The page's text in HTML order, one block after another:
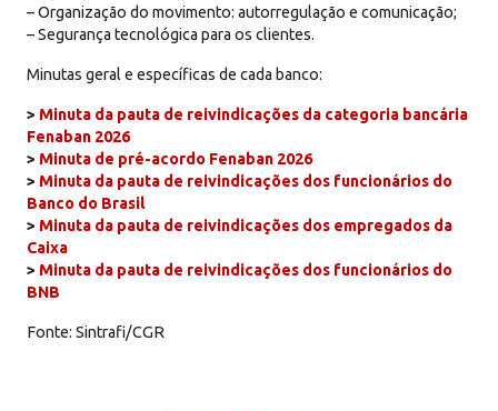
– Organização do movimento: autorregulação e comunicação;
– Segurança tecnológica para os clientes.
Minutas geral e específicas de cada banco:
> Minuta da pauta de reivindicações da categoria bancária
Fenaban 2026
> Minuta de pré-acordo Fenaban 2026
> Minuta da pauta de reivindicações dos funcionários do
Banco do Brasil
> Minuta da pauta de reivindicações dos empregados da
Caixa
> Minuta da pauta de reivindicações dos funcionários do
BNB
Fonte: Sintrafi/CGR